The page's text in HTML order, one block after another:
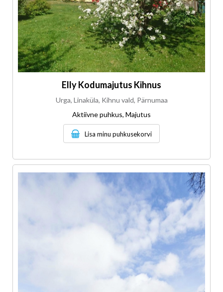
Elly Kodumajutus Kihnus
Urga, Linaküla, Kihnu vald, Pärnumaa
Aktiivne puhkus, Majutus
Lisa minu puhkusekorvi